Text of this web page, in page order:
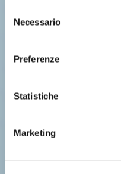
delNecessario
Preferenze
Statistiche
Marketing
Leggi le